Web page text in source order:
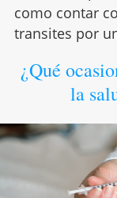
como contar
transites por
¿Qué
la